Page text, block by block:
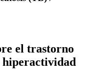
el trastorno
hiperactividad